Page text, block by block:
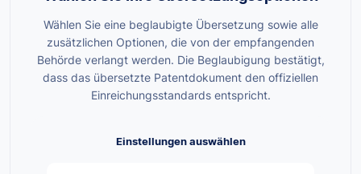
Wählen Sie eine beglaubigte Übersetzung sowie alle
zusätzlichen Optionen, die von der empfangenden
Behörde verlangt werden. Die Beglaubigung bestätigt,
dass das übersetzte Patentdokument den offiziellen
Einreichungsstandards entspricht.
Einstellungen auswählen